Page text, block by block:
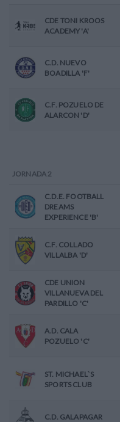
CDE TONI KROOS
ACADEMY 'A'
C.D. NUEVO
BOADILLA 'F'
C.F. POZUELO DE
ALARCON 'D'
JORNADA 2
C.D.E. FOOTBALL
DREAMS
EXPERIENCE 'B'
C.F. COLLADO
VILLALBA 'D'
CDE UNION
VILLANUEVA DEL
PARDILLO 'C'
A.D. CALA
POZUELO 'C'
ST. MICHAEL`S
SPORTS CLUB
C.D. GALAPAGAR